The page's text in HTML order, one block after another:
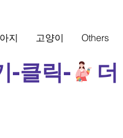
지 고양이 Others
-클릭-